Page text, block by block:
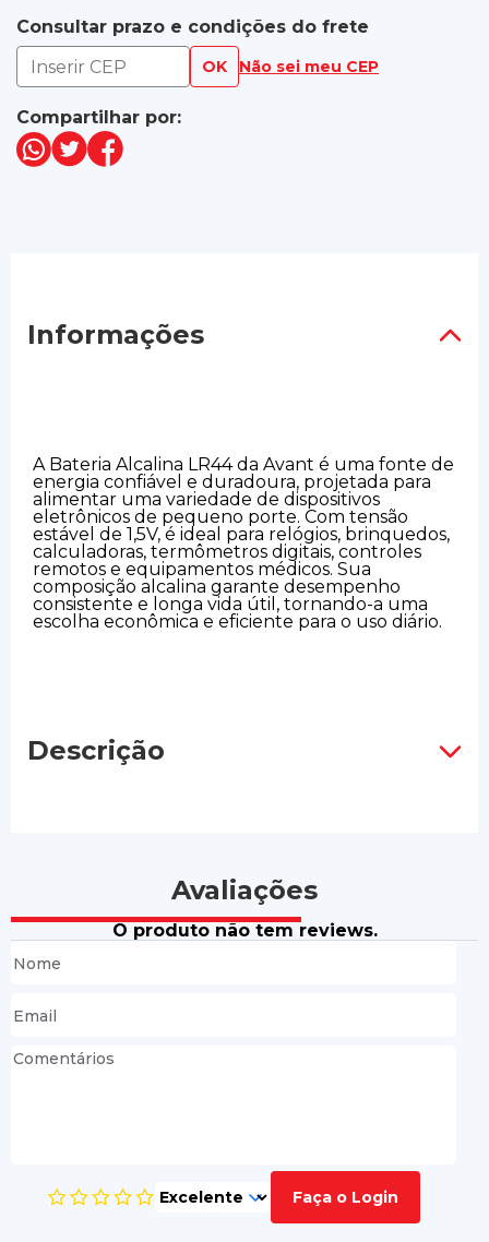
Consultar prazo e condições do frete
OK Não sei meu CEP
Compartilhar por:
Informações
A Bateria Alcalina LR44 da Avant é uma fonte de
energia confiável e duradoura, projetada para
alimentar uma variedade de dispositivos
eletrônicos de pequeno porte. Com tensão
estável de 1,5V, é ideal para relógios, brinquedos,
calculadoras, termômetros digitais, controles
remotos e equipamentos médicos. Sua
composição alcalina garante desempenho
consistente e longa vida útil, tornando-a uma
escolha econômica e eficiente para o uso diário.
Descrição
Avaliações
O produto não tem reviews.
Faça o Login